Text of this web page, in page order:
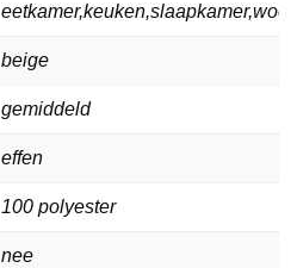
beige
gemiddeld
effen
100 polyester
nee